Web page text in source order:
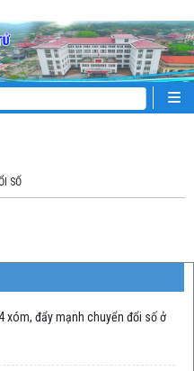
SỐ
xóm, đẩy mạnh chuyển đổi số ở